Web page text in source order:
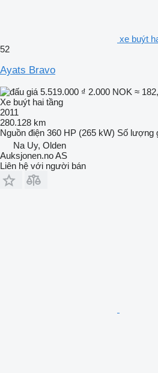
xe buýt
52
Ayats Bravo
5.519.000 ₫ 2.000 NOK ≈
Xe buýt hai tầng
2011
280.128 km
Nguồn điện 360 HP (265 kW) Số lượng
Na Uy, Olden
Auksjonen.no AS
Liên hệ với người bán